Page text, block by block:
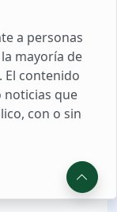
a personas
mayoría de
El contenido
que
con o sin